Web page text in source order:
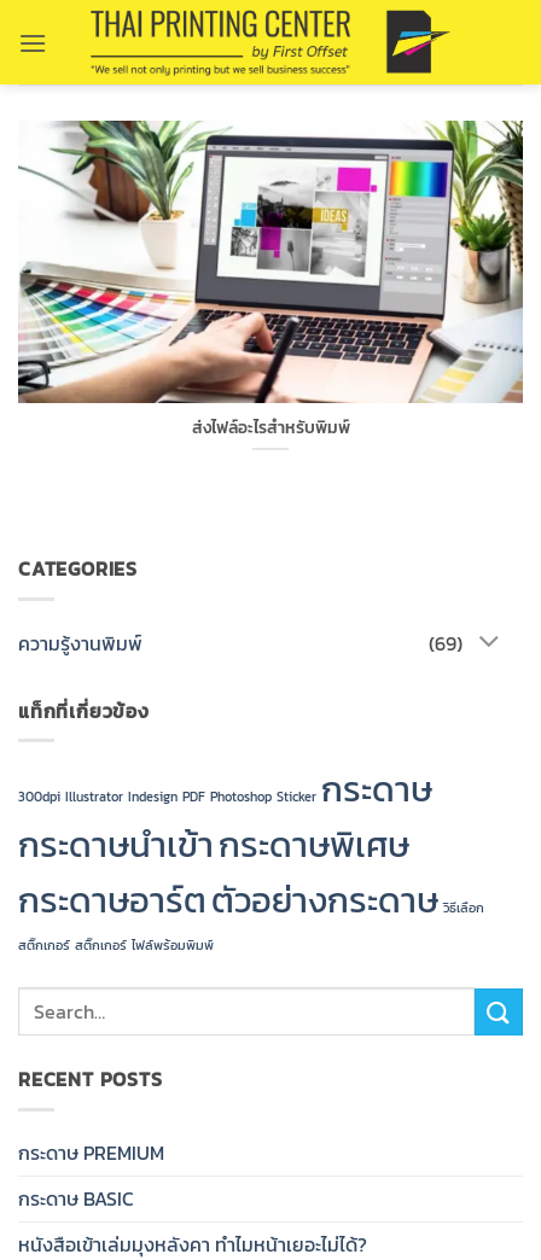
CATEGORIES
ความรู้งานพิมพ์ (69)
แท็กที่เกี่ยวข้อง
300dpi Illustrator Indesign PDF Photoshop Sticker กระดาษ
กระดาษนำเข้ากระดาษพิเศษ
กระดาษอาร์ตตัวอย่างกระดาษ วิธีเลือก
สติ๊กเกอร์ สติ๊กเกอร์ ไฟล์พร้อมพิมพ์
RECENT POSTS
กระดาษ PREMIUM
กระดาษ BASIC
หนังสือเข้าเล่มมุงหลังคา ทำไมหน้าเยอะไม่ได้?
ส่งไฟล์อะไรสำหรับพิมพ์